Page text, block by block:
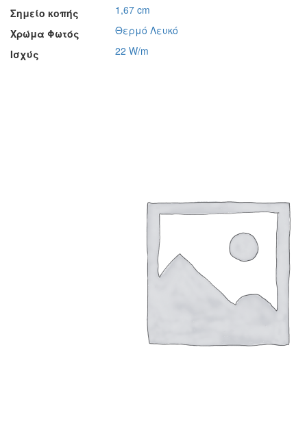
Σημείο κοπής
1,67 cm
Χρώμα Φωτός
Θερμό Λευκό
Ισχύς
22 W/m